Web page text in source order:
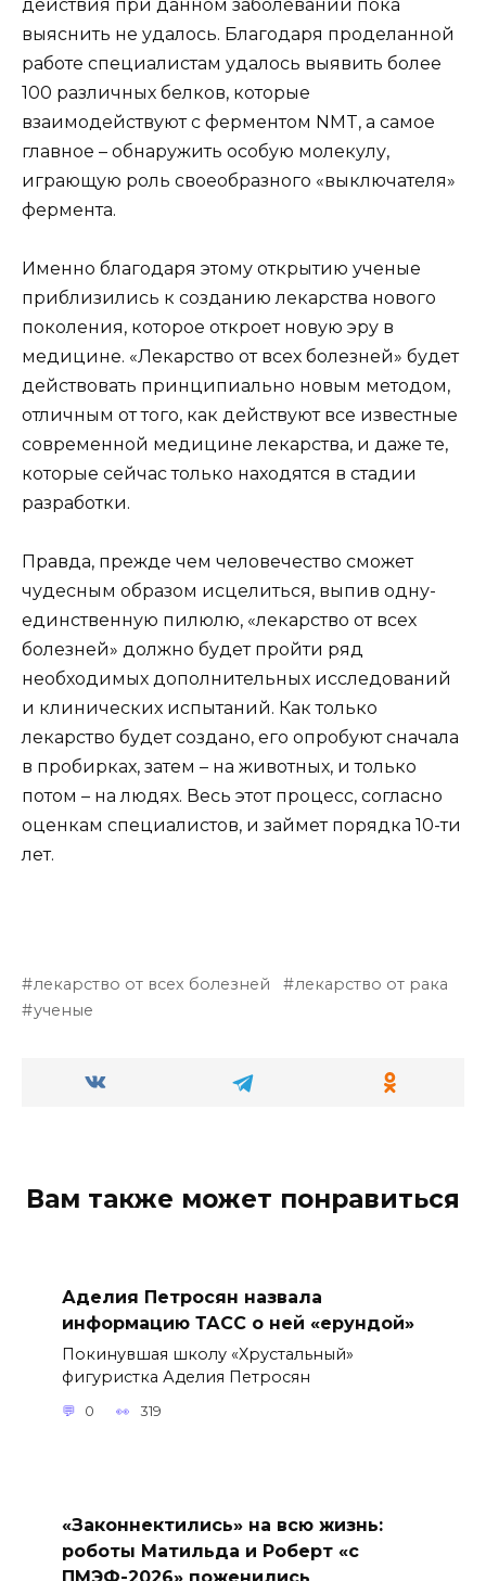
действия при данном заболевании пока
выяснить не удалось. Благодаря проделанной
работе специалистам удалось выявить более
100 различных белков, которые
взаимодействуют с ферментом NMT, а самое
главное – обнаружить особую молекулу,
играющую роль своеобразного «выключателя»
фермента.
Именно благодаря этому открытию ученые
приблизились к созданию лекарства нового
поколения, которое откроет новую эру в
медицине. «Лекарство от всех болезней» будет
действовать принципиально новым методом,
отличным от того, как действуют все известные
современной медицине лекарства, и даже те,
которые сейчас только находятся в стадии
разработки.
Правда, прежде чем человечество сможет
чудесным образом исцелиться, выпив одну-
единственную пилюлю, «лекарство от всех
болезней» должно будет пройти ряд
необходимых дополнительных исследований
и клинических испытаний. Как только
лекарство будет создано, его опробуют сначала
в пробирках, затем – на животных, и только
потом – на людях. Весь этот процесс, согласно
оценкам специалистов, и займет порядка 10-ти
лет.
лекарство от всех болезней
лекарство от рака
ученые
Вам также может понравиться
Аделия Петросян назвала
информацию ТАСС о ней «ерундой»
Покинувшая школу «Хрустальный»
фигуристка Аделия Петросян
0 319
«Законнектились» на всю жизнь:
роботы Матильда и Роберт «с